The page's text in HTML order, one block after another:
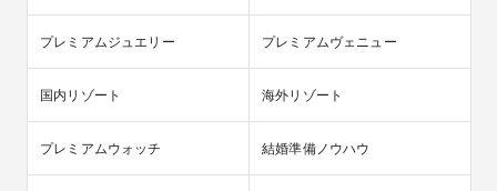
プレミアムジュエリー プレミアムヴェニュー
国内リゾート 海外リゾート
プレミアムウォッチ 結婚準備ノウハウ